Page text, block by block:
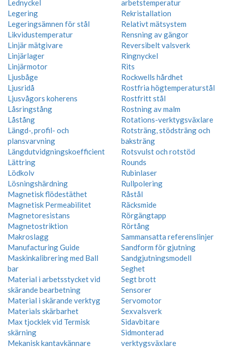
Lednyckel
Legering
Legeringsämnen för stål
Likvidustemperatur
Linjär mätgivare
Linjärlager
Linjärmotor
Ljusbåge
Ljusridå
Ljusvågors koherens
Låsringstång
Låstång
Längd-, profil- och
plansvarvning
Längdutvidgningskoefficient
Lättring
Lödkolv
Lösningshärdning
Magnetisk flödestäthet
Magnetisk Permeabilitet
Magnetoresistans
Magnetostriktion
Makroslagg
Manufacturing Guide
Maskinkalibrering med Ball
bar
Material i arbetsstycket vid
skärande bearbetning
Material i skärande verktyg
Materials skärbarhet
Max tjocklek vid Termisk
skärning
Mekanisk kantavkännare
arbetstemperatur
Rekristallation
Relativt mätsystem
Rensning av gängor
Reversibelt valsverk
Ringnyckel
Rits
Rockwells hårdhet
Rostfria högtemperaturstål
Rostfritt stål
Rostning av malm
Rotations-verktygsväxlare
Rotsträng, stödsträng och
baksträng
Rotsvulst och rotstöd
Rounds
Rubinlaser
Rullpolering
Råstål
Räcksmide
Rörgängtapp
Rörtång
Sammansatta referenslinjer
Sandform för gjutning
Sandgjutningsmodell
Seghet
Segt brott
Sensorer
Servomotor
Sexvalsverk
Sidavbitare
Sidmonterad
verktygsväxlare